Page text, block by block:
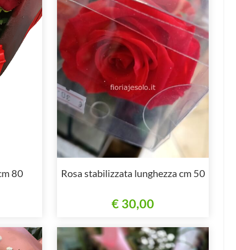
80 Rosa stabilizzata lunghezza cm 50
€ 30,00